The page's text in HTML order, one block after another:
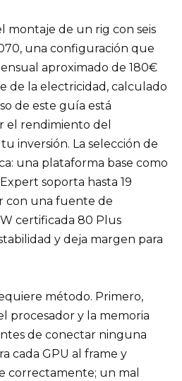
montaje de un rig con seis
una configuración que
aproximado de 180€
de la electricidad, calculado
de este guía está
el rendimiento del
inversión. La selección de
una plataforma base como
soporta hasta 19
con una fuente de
certificada 80 Plus
y deja margen para
método. Primero,
procesador y la memoria
de conectar ninguna
cada GPU al frame y
correctamente; un mal